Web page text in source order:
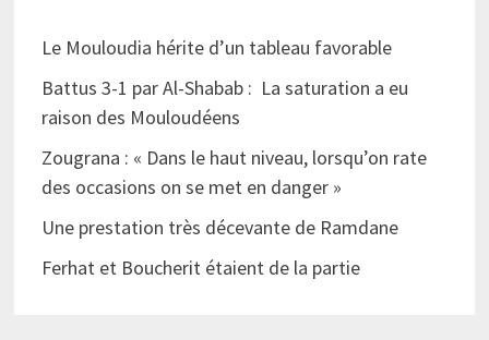
Le Mouloudia hérite d’un tableau favorable
Battus 3-1 par Al-Shabab : La saturation a eu
raison des Mouloudéens
Zougrana : « Dans le haut niveau, lorsqu’on rate
des occasions on se met en danger »
Une prestation très décevante de Ramdane
Ferhat et Boucherit étaient de la partie